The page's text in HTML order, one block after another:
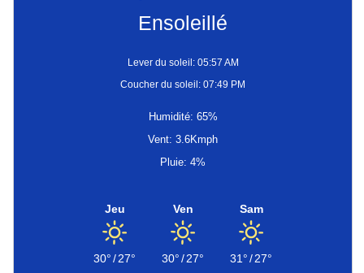
Ensoleillé
Lever du soleil: 05:57 AM
Coucher du soleil: 07:49 PM
Humidité: 65%
Vent: 3.6Kmph
Pluie: 4%
Jeu
30°/27°
Ven
30°/27°
Sam
31°/27°